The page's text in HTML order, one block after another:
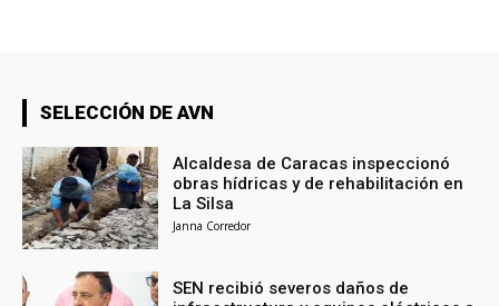
SELECCIÓN DE AVN
Alcaldesa de Caracas inspeccionó
obras hídricas y de rehabilitación en
La Silsa
Janna Corredor
SEN recibió severos daños de